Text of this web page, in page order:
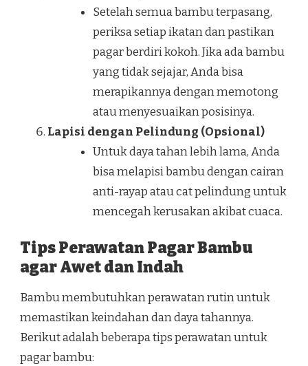
Setelah semua bambu terpasang,
periksa setiap ikatan dan pastikan
pagar berdiri kokoh. Jika ada bambu
yang tidak sejajar, Anda bisa
merapikannya dengan memotong
atau menyesuaikan posisinya.
Lapisi dengan Pelindung (Opsional)
Untuk daya tahan lebih lama, Anda
bisa melapisi bambu dengan cairan
anti-rayap atau cat pelindung untuk
mencegah kerusakan akibat cuaca.
Tips Perawatan Pagar Bambu
agar Awet dan Indah
Bambu membutuhkan perawatan rutin untuk
memastikan keindahan dan daya tahannya.
Berikut adalah beberapa tips perawatan untuk
pagar bambu: